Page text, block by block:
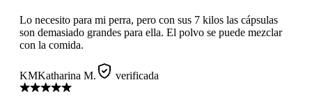
Lo necesito para mi perra, pero con sus 7 kilos las cápsulas
son demasiado grandes para ella. El polvo se puede mezclar
con la comida.
KMKatharina M. verificada